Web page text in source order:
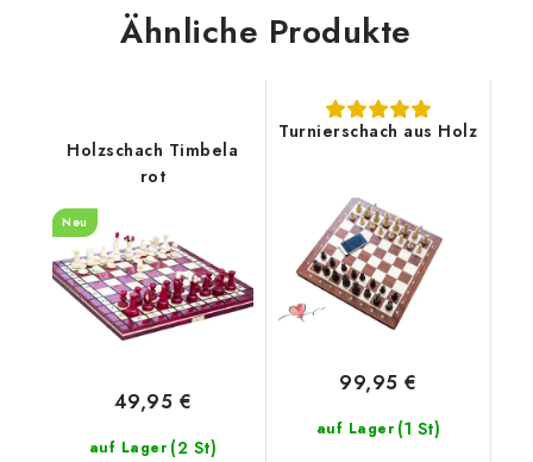
Ähnliche Produkte
Holzschach Timbela
rot
Neu
auf Lager (2 St)
49,95 €
Turnierschach aus Holz
auf Lager (1 St)
99,95 €